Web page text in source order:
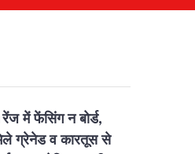
रेंज में फेंसिंग न बोर्ड,
ग्रेनेड व कारतूस से